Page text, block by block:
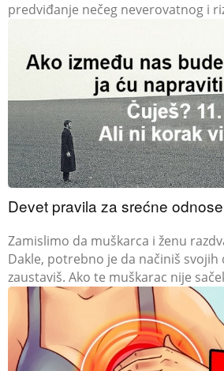
predviđanje nečeg neverovatnog i
Devet pravila za srećne odnose
Zamislimo da muškarca i ženu
Dakle, potrebno je da načiniš svojih
zaustaviš. Ako te muškarac nije